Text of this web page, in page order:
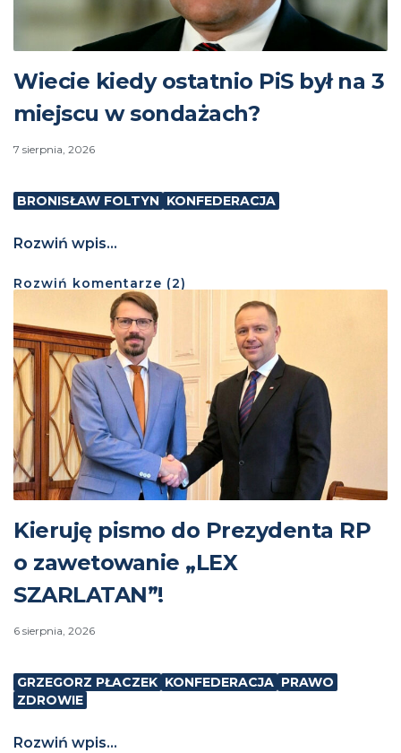
Wiecie kiedy ostatnio PiS był na 3
miejscu w sondażach?
7 sierpnia, 2026
BRONISŁAW FOLTYN KONFEDERACJA
Rozwiń wpis...
Rozwiń komentarze (2)
Kieruję pismo do Prezydenta RP
o zawetowanie „LEX
SZARLATAN”!
6 sierpnia, 2026
GRZEGORZ PŁACZEK KONFEDERACJA PRAWO
ZDROWIE
Rozwiń wpis...